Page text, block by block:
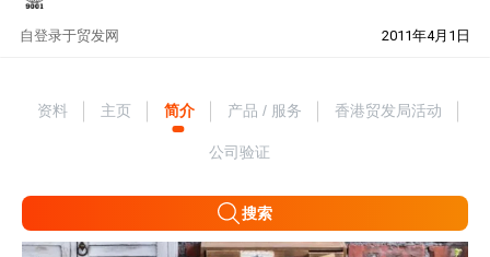
自 2011年4月1日
登录于贸发网
资料 主页 简介 产品 / 服务 香港贸发局活动
公司验证
搜索